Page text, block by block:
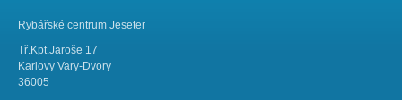
Rybářské centrum Jeseter
Tř.Kpt.Jaroše 17
Karlovy Vary-Dvory
36005